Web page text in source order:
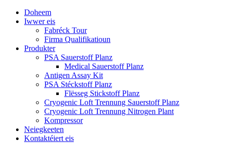
Doheem
Iwwer eis
Fabréck Tour
Firma Qualifikatioun
Produkter
PSA Sauerstoff Planz
Medical Sauerstoff Planz
Antigen Assay Kit
PSA Stéckstoff Planz
Flësseg Stickstoff Planz
Cryogenic Loft Trennung Sauerstoff Planz
Cryogenic Loft Trennung Nitrogen Plant
Kompressor
Neiegkeeten
Kontaktéiert eis